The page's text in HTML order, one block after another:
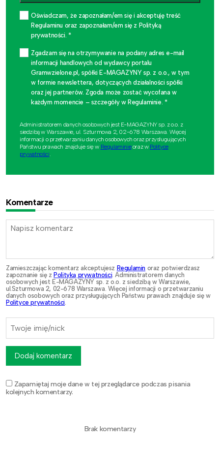
Oświadczam, że zapoznałam/em się i akceptuję treść
Regulaminu oraz zapoznałam/em się z Polityką
prywatności. *
Zgadzam się na otrzymywanie na podany adres e-mail
informacji handlowych od wydawcy portalu
Gramwzielone.pl, spółki E-MAGAZYNY sp. z o.o., w tym
w formie newslettera, dotyczących działalności spółki
oraz jej partnerów. Zgoda może zostać wycofana w
każdym momencie – szczegóły w Regulaminie. *
Administratorem danych osobowych jest E-MAGAZYNY sp. z o.o. z
siedzibą w Warszawie, ul. Szturmowa 2, 02-678 Warszawa. Więcej
informacji o przetwarzaniu danych osobowych oraz przysługujących
Państwu prawach znajduje się w Regulaminieoraz w Polityce
prywatności
Komentarze
Zamieszczając komentarz akceptujesz Regulamin oraz potwierdzasz
zapoznanie się z Polityką prywatności. Administratorem danych
osobowych jest E-MAGAZYNY sp. z o.o. z siedzibą w Warszawie,
ul.Szturmowa 2, 02-678 Warszawa. Więcej informacji o przetwarzaniu
danych osobowych oraz przysługujących Państwu prawach znajduje się w
Polityce prywatności.
Zapamiętaj moje dane w tej przeglądarce podczas pisania
kolejnych komentarzy.
Dodaj komentarz
Brak komentarzy